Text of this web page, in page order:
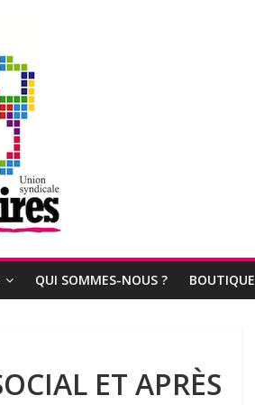
QUI SOMMES-NOUS ? BOUTIQUE
ET APRÈS